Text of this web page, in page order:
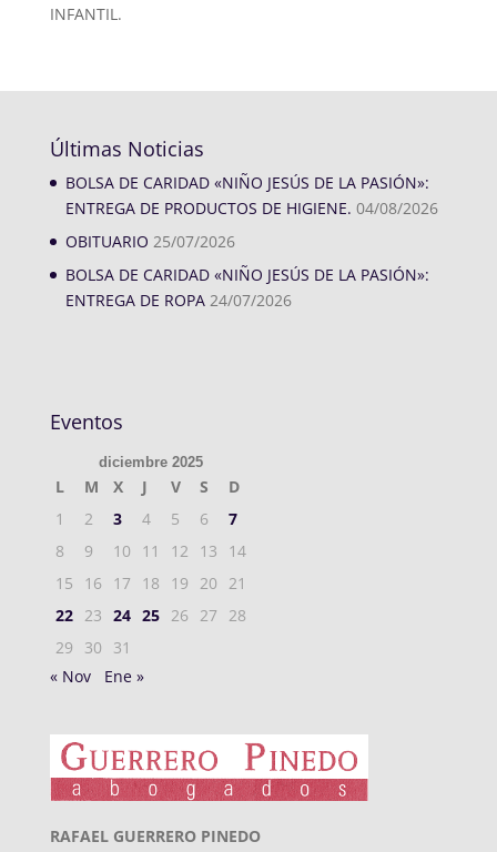
INFANTIL.
Últimas Noticias
BOLSA DE CARIDAD «NIÑO JESÚS DE LA PASIÓN»:
ENTREGA DE PRODUCTOS DE HIGIENE. 04/08/2026
OBITUARIO 25/07/2026
BOLSA DE CARIDAD «NIÑO JESÚS DE LA PASIÓN»:
ENTREGA DE ROPA 24/07/2026
Eventos
diciembre 2025
L M X J V S
D
1
2 3 4 5 6
7
8
9 10 11 12 13
14
15
16 17 18 19 20
21
22 23 24 25 26 27
28
29
30
31
« Nov
Ene »
RAFAEL GUERRERO PINEDO